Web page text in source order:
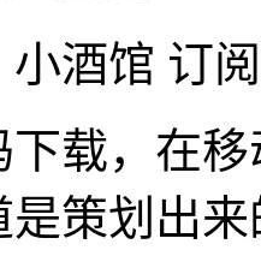
小酒馆 订
下载，在
策划出